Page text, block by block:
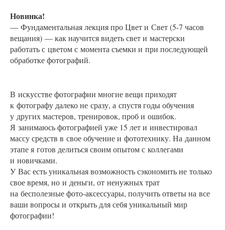
Новинка!
— Фундаментальная лекция про Цвет и Свет (5-7 часов
вещания) — как научится видеть свет и мастерски
работать с цветом с момента съемки и при последующей
обработке фотографий.
В искусстве фотографии многие вещи приходят
к фотографу далеко не сразу, а спустя годы обучения
у других мастеров, тренировок, проб и ошибок.
Я занимаюсь фотографией уже 15 лет и инвестировал
массу средств в свое обучение и фототехнику. На данном
этапе я готов делиться своим опытом с коллегами
и новичками.
У Вас есть уникальная возможность сэкономить не только
свое время, но и деньги, от ненужных трат
на бесполезные фото-аксессуары, получить ответы на все
ваши вопросы и открыть для себя уникальный мир
фотографии!